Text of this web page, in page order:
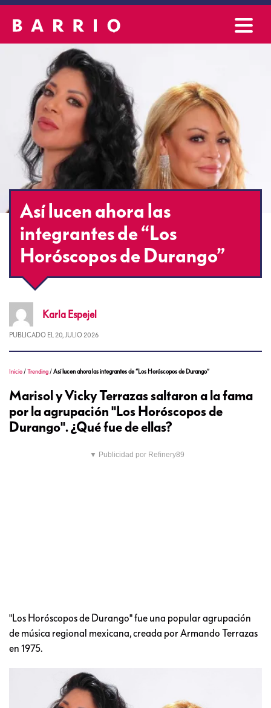
Así lucen ahora las
integrantes de “Los
Horóscopos de Durango”
Karla Espejel
PUBLICADO EL 20, JULIO 2026
Inicio /Trending /Así lucen ahora las integrantes de “Los Horóscopos de Durango”
Marisol y Vicky Terrazas saltaron a la fama
por la agrupación "Los Horóscopos de
Durango". ¿Qué fue de ellas?
▼ Publicidad por Refinery89
"Los Horóscopos de Durango" fue una popular agrupación
de música regional mexicana, creada por Armando Terrazas
en 1975.